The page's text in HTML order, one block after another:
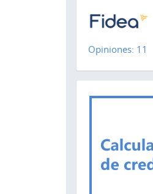
Opiniones: 11